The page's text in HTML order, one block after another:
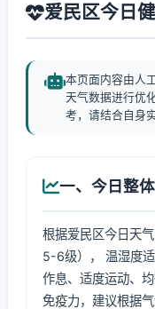
爱民区今日
本页面内容由人
天气数据进行优
考，请结合自身
一、今日整
根据爱民区今日天
5-6级）， 温湿度
作息、适度运动、
免疫力，建议根据